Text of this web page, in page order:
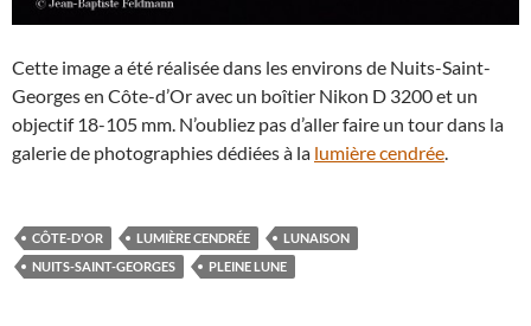
Cette image a été réalisée dans les environs de Nuits-Saint-
Georges en Côte-d’Or avec un boîtier Nikon D 3200 et un
objectif 18-105 mm. N’oubliez pas d’aller faire un tour dans la
galerie de photographies dédiées à la lumière cendrée
CÔTE-D'OR LUMIÈRE CENDRÉE
LUNAISON
NUITS-SAINT-GEORGES
PLEINE LUNE